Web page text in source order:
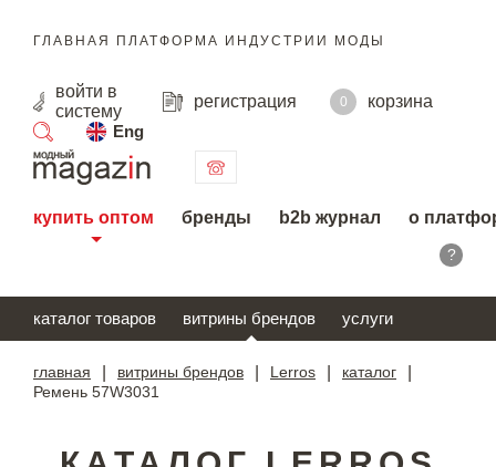
ГЛАВНАЯ ПЛАТФОРМА ИНДУСТРИИ МОДЫ
войти в
систему
регистрация 0
корзина
Eng
поиск
купить оптом бренды b2b журнал о
?
каталог товаров витрины брендов услуги
главная витрины брендов Lerros каталог
Ремень 57W3031